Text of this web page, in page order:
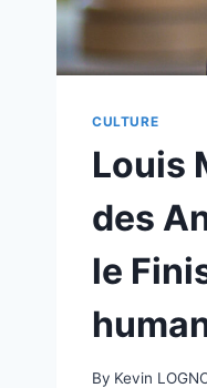
CULTURE
Louis
des
le
By Kevin